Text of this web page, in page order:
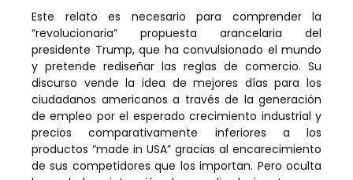
Este relato es necesario para comprender la
“revolucionaria” propuesta arancelaria del
presidente Trump, que ha convulsionado el mundo
y pretende rediseñar las reglas de comercio. Su
discurso vende la idea de mejores días para los
ciudadanos americanos a través de la generación
de empleo por el esperado crecimiento industrial y
precios comparativamente inferiores a los
productos “made in USA” gracias al encarecimiento
de sus competidores que los importan. Pero oculta